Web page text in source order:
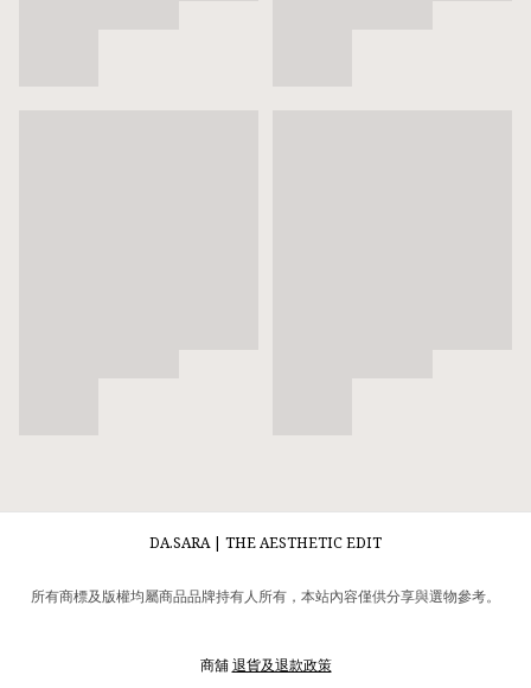
DA.SARA | THE AESTHETIC EDIT
所有商標及版權均屬商品品牌持有人所有，本站內容僅供分享與選物參考。
商舖退貨及退款政策